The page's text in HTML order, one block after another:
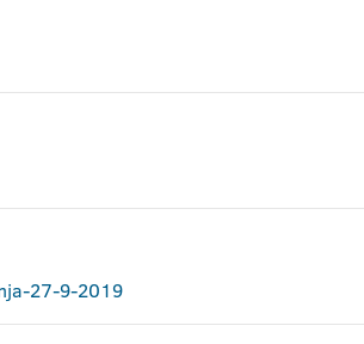
27-9-2019